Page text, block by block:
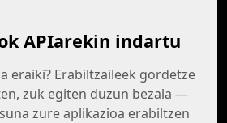
APIarekin indartu
eraiki? Erabiltzaileek gordetze
zuk egiten duzun bezala —
zure aplikazioa erabiltzen